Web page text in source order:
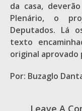
da casa,
Plenário, o
Deputados. Lá
texto
original aprovado
Por: Buzaglo
Leave A